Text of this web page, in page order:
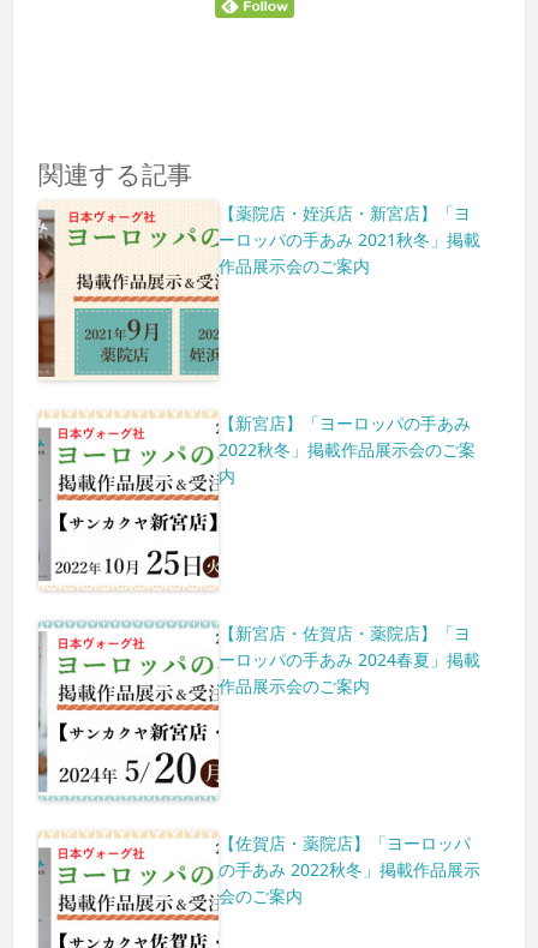
関連する記事
【薬院店・姪浜店・新宮店】「ヨ
ーロッパの手あみ 2021秋冬」掲載
作品展示会のご案内
【新宮店】「ヨーロッパの手あみ
2022秋冬」掲載作品展示会のご案
内
【新宮店・佐賀店・薬院店】「ヨ
ーロッパの手あみ 2024春夏」掲載
作品展示会のご案内
【佐賀店・薬院店】「ヨーロッパ
の手あみ 2022秋冬」掲載作品展示
会のご案内